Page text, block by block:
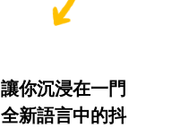
讓你沉浸在一門
全新語言中的抖